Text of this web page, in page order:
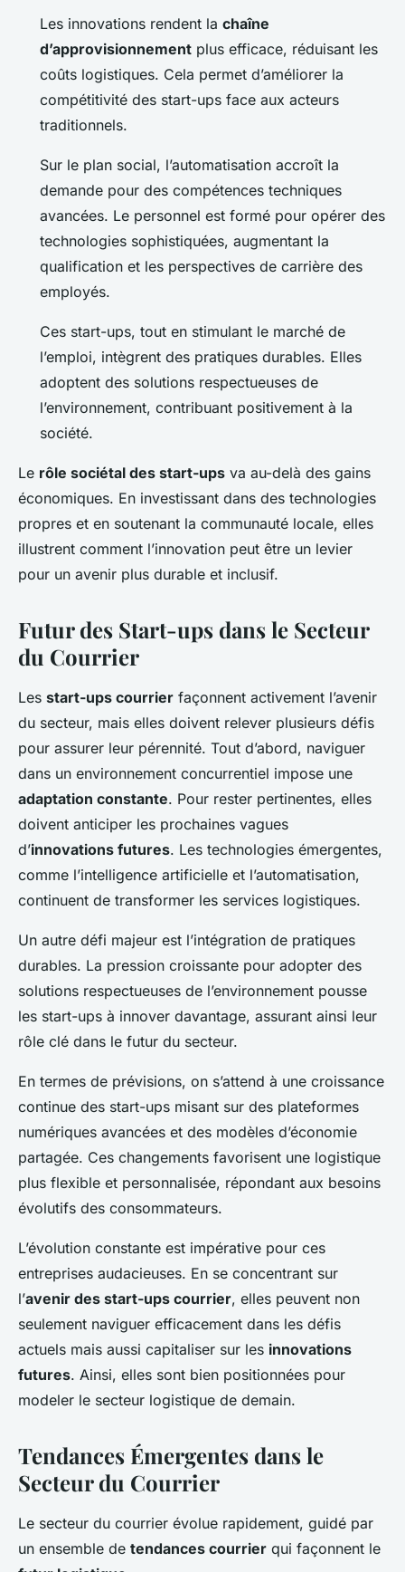
Les innovations rendent la chaîne
d’approvisionnement plus efficace, réduisant les
coûts logistiques. Cela permet d’améliorer la
compétitivité des start-ups face aux acteurs
traditionnels.
Sur le plan social, l’automatisation accroît la
demande pour des compétences techniques
avancées. Le personnel est formé pour opérer des
technologies sophistiquées, augmentant la
qualification et les perspectives de carrière des
employés.
Ces start-ups, tout en stimulant le marché de
l’emploi, intègrent des pratiques durables. Elles
adoptent des solutions respectueuses de
l’environnement, contribuant positivement à la
société.
Le rôle sociétal des start-ups va au-delà des gains
économiques. En investissant dans des technologies
propres et en soutenant la communauté locale, elles
illustrent comment l’innovation peut être un levier
pour un avenir plus durable et inclusif.
Futur des Start-ups dans le Secteur
du Courrier
Les start-ups courrier façonnent activement l’avenir
du secteur, mais elles doivent relever plusieurs défis
pour assurer leur pérennité. Tout d’abord, naviguer
dans un environnement concurrentiel impose une
adaptation constante. Pour rester pertinentes, elles
doivent anticiper les prochaines vagues
d’innovations futures. Les technologies émergentes,
comme l’intelligence artificielle et l’automatisation,
continuent de transformer les services logistiques.
Un autre défi majeur est l’intégration de pratiques
durables. La pression croissante pour adopter des
solutions respectueuses de l’environnement pousse
les start-ups à innover davantage, assurant ainsi leur
rôle clé dans le futur du secteur.
En termes de prévisions, on s’attend à une croissance
continue des start-ups misant sur des plateformes
numériques avancées et des modèles d’économie
partagée. Ces changements favorisent une logistique
plus flexible et personnalisée, répondant aux besoins
évolutifs des consommateurs.
L’évolution constante est impérative pour ces
entreprises audacieuses. En se concentrant sur
l’avenir des start-ups courrier, elles peuvent non
seulement naviguer efficacement dans les défis
actuels mais aussi capitaliser sur les innovations
futures. Ainsi, elles sont bien positionnées pour
modeler le secteur logistique de demain.
Tendances Émergentes dans le
Secteur du Courrier
Le secteur du courrier évolue rapidement, guidé par
un ensemble de tendances courrier qui façonnent le